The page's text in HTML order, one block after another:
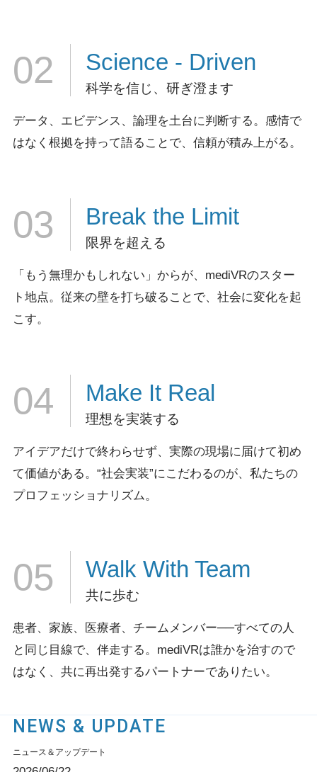
02 Science - Driven
科学を信じ、研ぎ澄ます
データ、エビデンス、論理を土台に判断する。 感情で
はなく根拠を持って語ることで、信頼が積み上がる。
03 Break the Limit
限界を超える
「もう無理かもしれない」からが、mediVRのスター
ト地点。 従来の壁を打ち破ることで、社会に変化を起
こす。
04 Make It Real
理想を実装する
アイデアだけで終わらせず、実際の現場に届けて初め
て価値がある。 “社会実装”にこだわるのが、私たちの
プロフェッショナリズム。
05 Walk With Team
共に歩む
患者、家族、医療者、チームメンバー──すべての人
と同じ目線で、伴走する。 mediVRは誰かを治すので
はなく、共に再出発するパートナーでありたい。
NEWS & UPDATE
ニュース＆アップデート